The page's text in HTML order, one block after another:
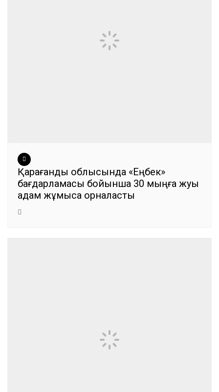
Қарағанды облысында «Еңбек»
бағдарламасы бойынша 30 мыңға жуық
адам жұмысқа орналасты